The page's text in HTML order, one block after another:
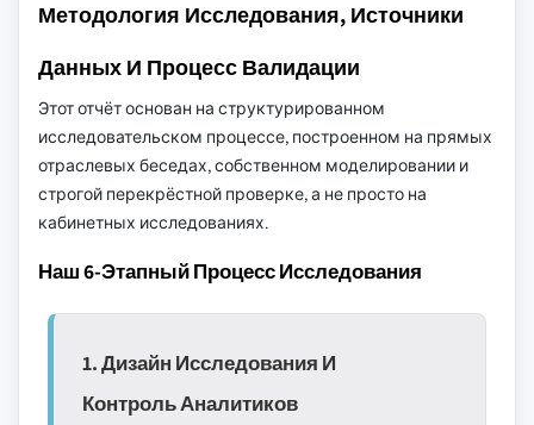
Методология Исследования, Источники
Данных И Процесс Валидации
Этот отчёт основан на структурированном
исследовательском процессе, построенном на прямых
отраслевых беседах, собственном моделировании и
строгой перекрёстной проверке, а не просто на
кабинетных исследованиях.
Наш 6-Этапный Процесс Исследования
1. Дизайн Исследования И
Контроль Аналитиков